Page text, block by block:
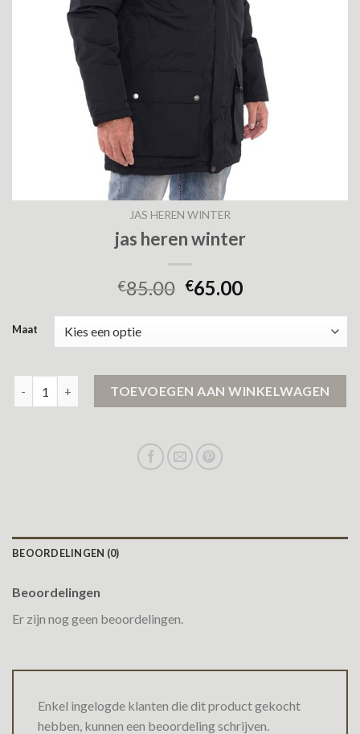
JAS HEREN WINTER
jas heren winter
€85.00 €65.00
Maat
TOEVOEGEN AAN WINKELWAGEN
BEOORDELINGEN (0)
Beoordelingen
Er zijn nog geen beoordelingen.
Enkel ingelogde klanten die dit product gekocht
hebben, kunnen een beoordeling schrijven.